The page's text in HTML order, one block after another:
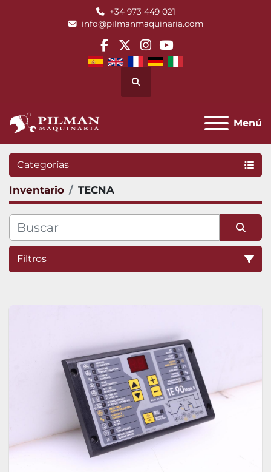
+34 973 449 021
info@pilmanmaquinaria.com
facebook
twitterinstagram
youtube
Buscar
Menú
Categorías
Inventario TECNA
Filtros